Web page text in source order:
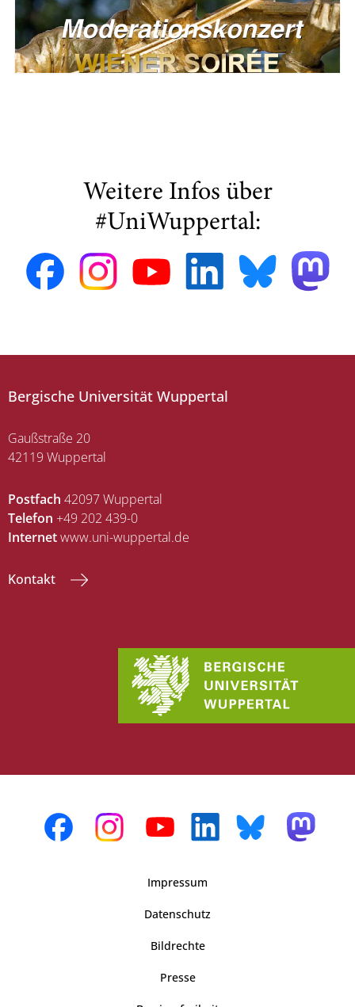
Weitere Infos über
#UniWuppertal:
Bergische Universität Wuppertal
Gaußstraße 20
42119 Wuppertal
Postfach 42097 Wuppertal
Telefon +49 202 439-0
Internetwww.uni-wuppertal.de
Kontakt
Impressum
Datenschutz
Bildrechte
Presse